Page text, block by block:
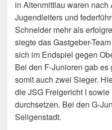
in Altenmittlau waren
Jugendleiters und
Schneider mehr als
siegte das Gastgeber-
sich im Endspiel gegen
Bei den F-Junioren gab
somit auch zwei Sieger.
die JSG Freigericht I
durchsetzen. Bei den G-
Seligenstadt.